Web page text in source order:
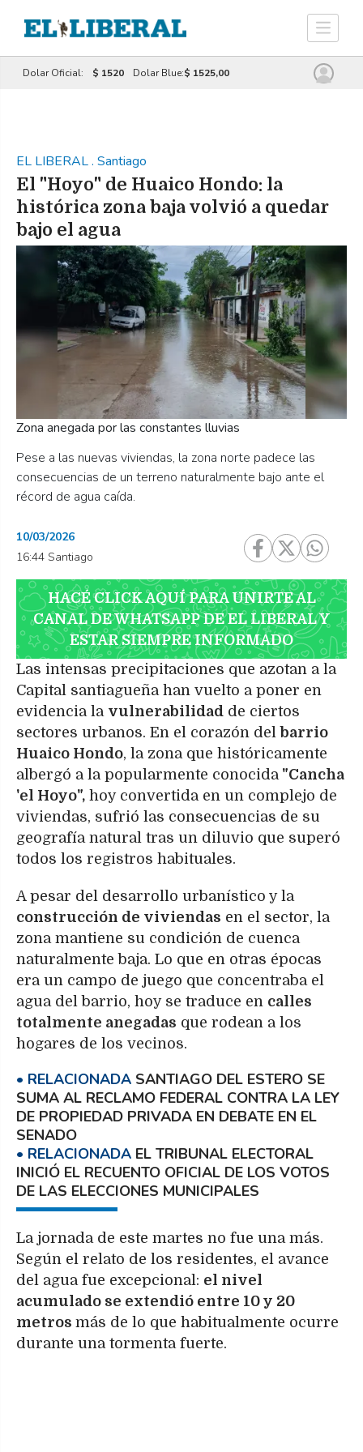
Dolar Oficial: $ 1520 Dolar Blue:$ 1525,00
EL LIBERAL. Santiago
El "Hoyo" de Huaico Hondo: la
histórica zona baja volvió a quedar
bajo el agua
Pese a las nuevas viviendas, la zona norte padece las
consecuencias de un terreno naturalmente bajo ante el
récord de agua caída.
Zona anegada por las constantes lluvias
10/03/2026
16:44 Santiago
HACÉ CLICK AQUÍ PARA UNIRTE AL
CANAL DE WHATSAPP DE EL LIBERAL Y
ESTAR SIEMPRE INFORMADO
Las intensas precipitaciones que azotan a la
Capital santiagueña han vuelto a poner en
evidencia la vulnerabilidad de ciertos
sectores urbanos. En el corazón del barrio
Huaico Hondo, la zona que históricamente
albergó a la popularmente conocida"Cancha
'el Hoyo", hoy convertida en un complejo de
viviendas, sufrió las consecuencias de su
geografía natural tras un diluvio que superó
todos los registros habituales.
A pesar del desarrollo urbanístico y la
construcción de viviendas en el sector, la
zona mantiene su condición de cuenca
naturalmente baja. Lo que en otras épocas
era un campo de juego que concentraba el
agua del barrio, hoy se traduce en calles
totalmente anegadas que rodean a los
hogares de los vecinos.
SANTIAGO DEL ESTERO SE
SUMA AL RECLAMO FEDERAL CONTRA LA LEY
DE PROPIEDAD PRIVADA EN DEBATE EN EL
SENADO
EL TRIBUNAL ELECTORAL
INICIÓ EL RECUENTO OFICIAL DE LOS VOTOS
DE LAS ELECCIONES MUNICIPALES
La jornada de este martes no fue una más.
Según el relato de los residentes, el avance
del agua fue excepcional: el nivel
acumulado se extendió entre 10 y 20
metros más de lo que habitualmente ocurre
durante una tormenta fuerte.